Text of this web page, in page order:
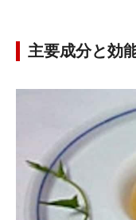
主要成分と効